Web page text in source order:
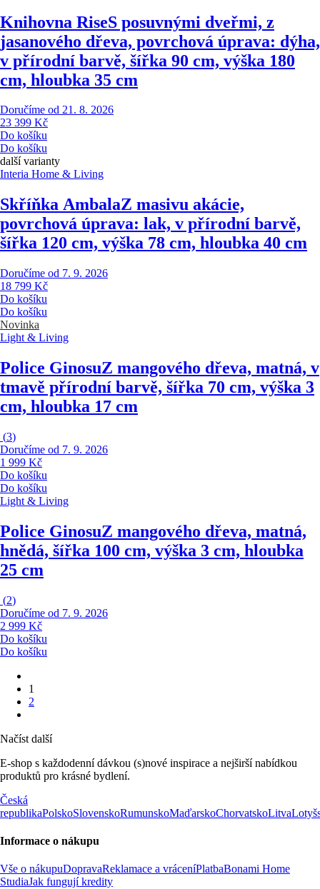
Knihovna RiseS posuvnými dveřmi, z
jasanového dřeva, povrchová úprava: dýha,
v přírodní barvě, šířka 90 cm, výška 180
cm, hloubka 35 cm
Doručíme od 21. 8. 2026
23 399 Kč
Do košíku
Do košíku
další varianty
Interia Home & Living
Skříňka AmbalaZ masivu akácie,
povrchová úprava: lak, v přírodní barvě,
šířka 120 cm, výška 78 cm, hloubka 40 cm
Doručíme od 7. 9. 2026
18 799 Kč
Do košíku
Do košíku
Novinka
Light & Living
Police GinosuZ mangového dřeva, matná, v
tmavě přírodní barvě, šířka 70 cm, výška 3
cm, hloubka 17 cm
(3)
Doručíme od 7. 9. 2026
1 999 Kč
Do košíku
Do košíku
Light & Living
Police GinosuZ mangového dřeva, matná,
hnědá, šířka 100 cm, výška 3 cm, hloubka
25 cm
(2)
Doručíme od 7. 9. 2026
2 999 Kč
Do košíku
Do košíku
1
2
Načíst další
E-shop s každodenní dávkou (s)nové inspirace a nejširší nabídkou
produktů pro krásné bydlení.
Česká
republikaPolskoSlovenskoRumunskoMaďarskoChorvatskoLitva
Informace o nákupu
Vše o nákupuDopravaReklamace a vráceníPlatbaBonami Home
StudiaJak fungují kredity